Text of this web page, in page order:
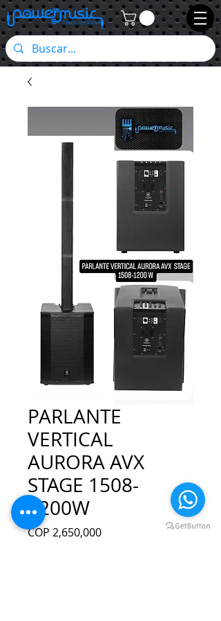
PARLANTE
VERTICAL
AURORA AVX
STAGE 1508-
1200W
COP 2,650,000Precio